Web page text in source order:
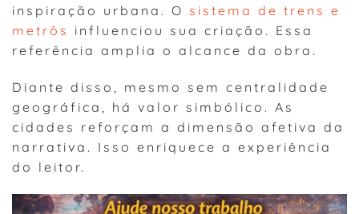
inspiração urbana. O sistema de trens e
metrôs influenciou sua criação. Essa
referência amplia o alcance da obra.
Diante disso, mesmo sem centralidade
geográfica, há valor simbólico. As
cidades reforçam a dimensão afetiva da
narrativa. Isso enriquece a experiência
do leitor.